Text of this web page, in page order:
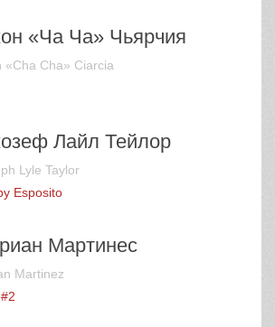
«Ча Ча» Чьярчия
«Cha Cha» Ciarcia
Лайл Тейлор
Lyle Taylor
Esposito
Мартинес
Martinez